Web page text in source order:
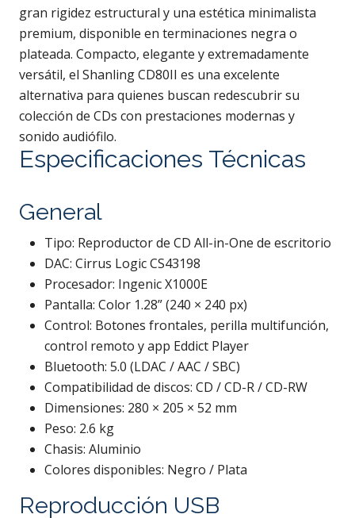
gran rigidez estructural y una estética minimalista
premium, disponible en terminaciones negra o
plateada. Compacto, elegante y extremadamente
versátil, el Shanling CD80II es una excelente
alternativa para quienes buscan redescubrir su
colección de CDs con prestaciones modernas y
sonido audiófilo.
Especificaciones Técnicas
General
Tipo: Reproductor de CD All-in-One de escritorio
DAC: Cirrus Logic CS43198
Procesador: Ingenic X1000E
Pantalla: Color 1.28” (240 × 240 px)
Control: Botones frontales, perilla multifunción,
control remoto y app Eddict Player
Bluetooth: 5.0 (LDAC / AAC / SBC)
Compatibilidad de discos: CD / CD-R / CD-RW
Dimensiones: 280 × 205 × 52 mm
Peso: 2.6 kg
Chasis: Aluminio
Colores disponibles: Negro / Plata
Reproducción USB